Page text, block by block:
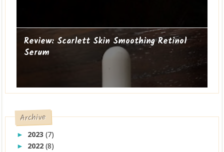
Review: Scarlett Skin Smoothing Retinol
Serum
Archive
► 2023(7)
► 2022(8)